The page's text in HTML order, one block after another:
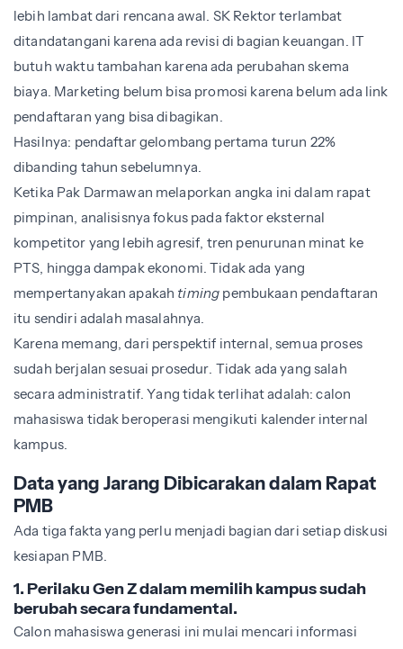
lebih lambat dari rencana awal. SK Rektor terlambat
ditandatangani karena ada revisi di bagian keuangan. IT
butuh waktu tambahan karena ada perubahan skema
biaya. Marketing belum bisa promosi karena belum ada link
pendaftaran yang bisa dibagikan.
Hasilnya: pendaftar gelombang pertama turun 22%
dibanding tahun sebelumnya.
Ketika Pak Darmawan melaporkan angka ini dalam rapat
pimpinan, analisisnya fokus pada faktor eksternal
kompetitor yang lebih agresif, tren penurunan minat ke
PTS, hingga dampak ekonomi. Tidak ada yang
mempertanyakan apakah timing pembukaan pendaftaran
itu sendiri adalah masalahnya.
Karena memang, dari perspektif internal, semua proses
sudah berjalan sesuai prosedur. Tidak ada yang salah
secara administratif. Yang tidak terlihat adalah: calon
mahasiswa tidak beroperasi mengikuti kalender internal
kampus.
Data yang Jarang Dibicarakan dalam Rapat
PMB
Ada tiga fakta yang perlu menjadi bagian dari setiap diskusi
kesiapan PMB.
1. Perilaku Gen Z dalam memilih kampus sudah
berubah secara fundamental.
Calon mahasiswa generasi ini mulai mencari informasi